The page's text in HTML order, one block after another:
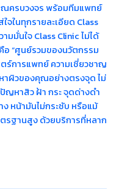
ณครบวงจร พร้อมทีมแพทย์
จในทุกรายละเอียด Class
มมั่นใจ Class Clinic ไม่ได้
อ “ศูนย์รวมของนวัตกรรม
ร์การแพทย์ ความเชี่ยวชาญ
าผิวของคุณอย่างตรงจุด ไม่
ญหาสิว ฝ้า กระ จุดด่างดำ
หน้ามันไม่กระชับ หรือแม้
รฐานสูง ด้วยบริการที่หลาก